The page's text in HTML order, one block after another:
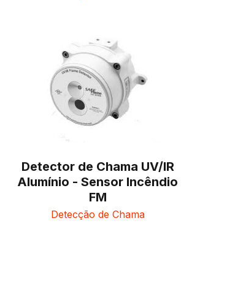
Detector de Chama UV/IR
Alumínio - Sensor Incêndio
FM
Detecção de Chama